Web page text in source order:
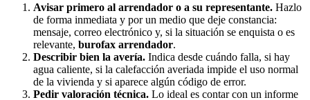
Avisar primero al arrendador o a su representante. Hazlo
de forma inmediata y por un medio que deje constancia:
mensaje, correo electrónico y, si la situación se enquista o es
relevante, burofax arrendador.
Describir bien la avería. Indica desde cuándo falla, si hay
agua caliente, si la calefacción averiada impide el uso normal
de la vivienda y si aparece algún código de error.
Pedir valoración técnica. Lo ideal es contar con un informe